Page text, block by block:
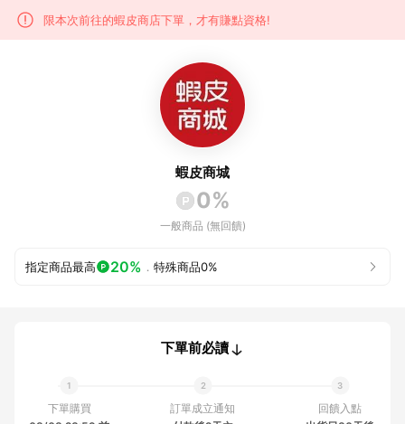
限本次前往的蝦皮商店下單，才有賺點資格!
蝦皮商城
0%
一般商品 (無回饋)
指定商品最高 20% ． 特殊商品0%
下單前必讀
下單購買
訂單成立通知
回饋入點